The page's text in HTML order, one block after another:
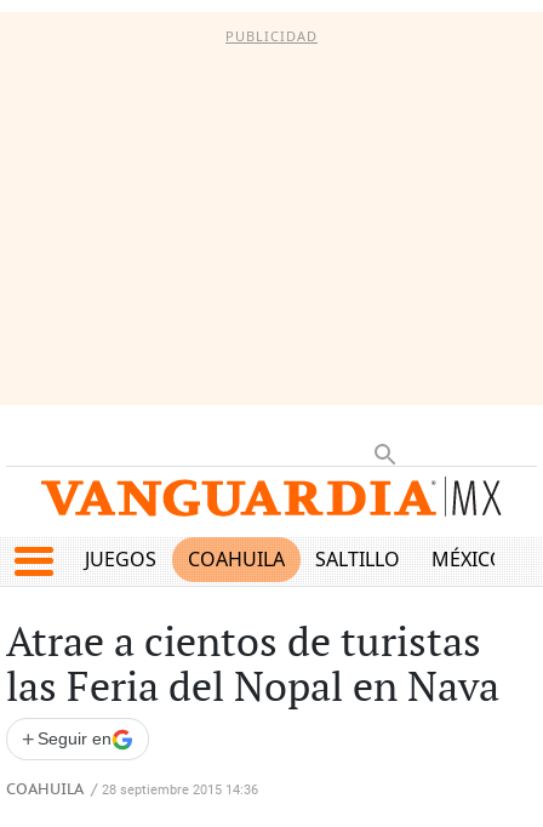
PUBLICIDAD
JUEGOS COAHUILA SALTILLO MÉXICO
Atrae a cientos de turistas
las Feria del Nopal en Nava
+ Seguir en
COAHUILA / 28 septiembre 2015 14:36